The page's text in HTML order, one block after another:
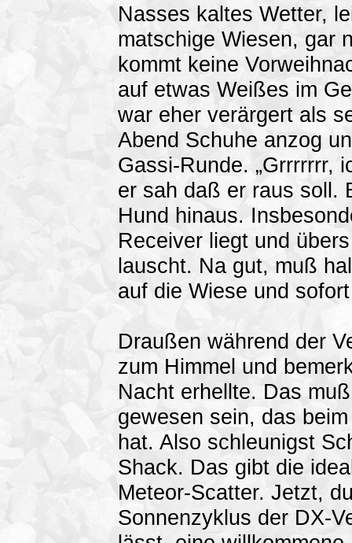
Nasses kaltes Wetter,
matschige Wiesen, gar
kommt keine
auf etwas Weißes im
war eher verärgert als
Abend Schuhe anzog
Gassi-Runde. „Grrrrrrr,
er sah daß er raus soll.
Hund hinaus.
Receiver liegt und
lauscht. Na gut, muß
auf die Wiese und
Draußen während der
zum Himmel und
Nacht erhellte. Das
gewesen sein, das
hat. Also schleunigst
Shack. Das gibt die
Meteor-Scatter. Jetzt,
Sonnenzyklus der DX-